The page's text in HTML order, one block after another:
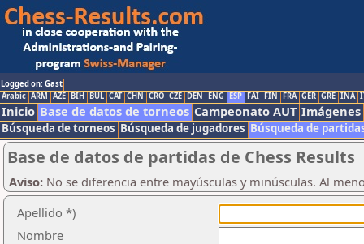
Logged on: Gast
Arabic ARM AZE BIH BUL CAT CHN CRO CZE DEN ENG ESP FAI FIN FRA GER GRE INA
Inicio Base de datos de torneos Campeonato AUT Imágenes
Búsqueda de torneos Búsqueda de jugadores Búsqueda de
Base de datos de partidas de Chess Results
Aviso: No se diferencia entre mayúsculas y minúsculas. Al
Apellido *)
Nombre